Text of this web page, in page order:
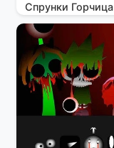
Спрунки Горчица